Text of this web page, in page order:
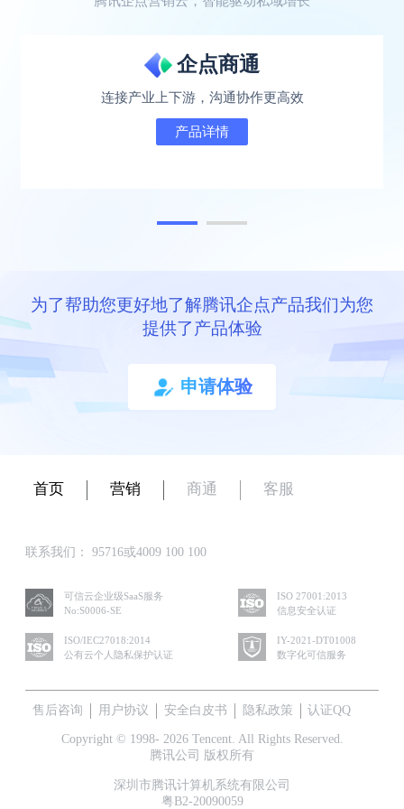
企点商通
连接产业上下游，沟通协作更高效
产品详情
为了帮助您更好地了解腾讯企点产品我们为您
提供了产品体验
申请体验
首页 营销 商通 客服
联系我们：95716或4009 100 100
可信云企业级SaaS服务
No:S0006-SE
ISO 27001:2013
信息安全认证
ISO/IEC27018:2014
公有云个人隐私保护认证
IY-2021-DT01008
数字化可信服务
售后咨询 用户协议 安全白皮书 隐私政策 认证QQ
Copyright © 1998- 2026 Tencent. All Rights Reserved.
腾讯公司 版权所有
深圳市腾讯计算机系统有限公司
粤B2-20090059